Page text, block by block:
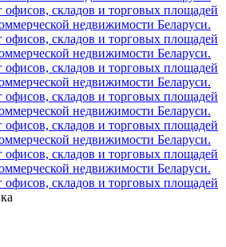
складов и торговых площадей
недвижимости Беларуси.
складов и торговых площадей
недвижимости Беларуси.
складов и торговых площадей
недвижимости Беларуси.
складов и торговых площадей
недвижимости Беларуси.
складов и торговых площадей
недвижимости Беларуси.
складов и торговых площадей
недвижимости Беларуси.
складов и торговых площадей